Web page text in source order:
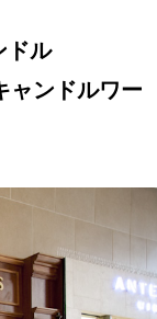
ドル
ンドルワー